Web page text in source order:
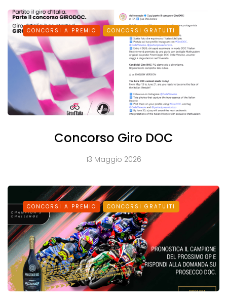
CONCORSI A PREMIO CONCORSI GRATUITI
Concorso Giro DOC
13 Maggio 2026
CONCORSI A PREMIO CONCORSI GRATUITI